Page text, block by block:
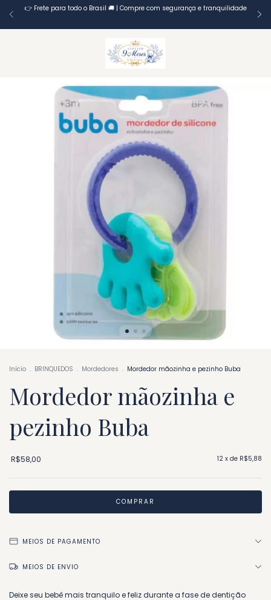
👉 Frete para todo o Brasil 🚚 | Compre com segurança e tranquilidade
Início . BRINQUEDOS . Mordedores . Mordedor mãozinha e pezinho Buba
Mordedor mãozinha e
pezinho Buba
R$58,00 12 x de R$5,88
MEIOS DE PAGAMENTO
MEIOS DE ENVIO
Deixe seu bebê mais tranquilo e feliz durante a fase de dentição